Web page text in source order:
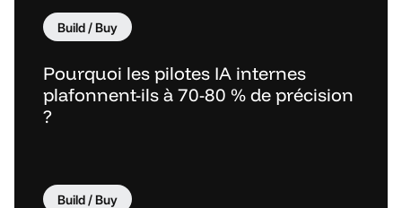
Build / Buy
Pourquoi les pilotes IA internes
plafonnent-ils à 70-80 % de précision
?
Build / Buy